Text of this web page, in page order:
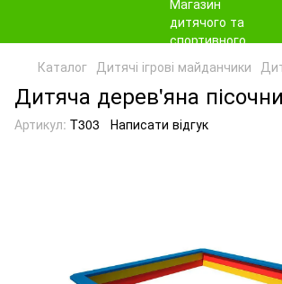
Каталог Дитячі ігрові майданчики
Дитяча дерев'яна
Артикул: T303 Написати відгук